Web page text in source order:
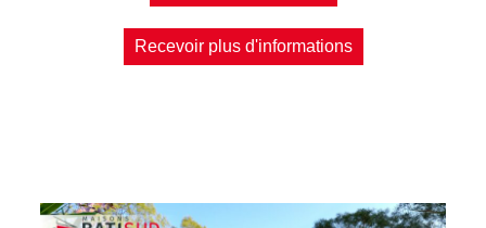
Recevoir plus d'informations